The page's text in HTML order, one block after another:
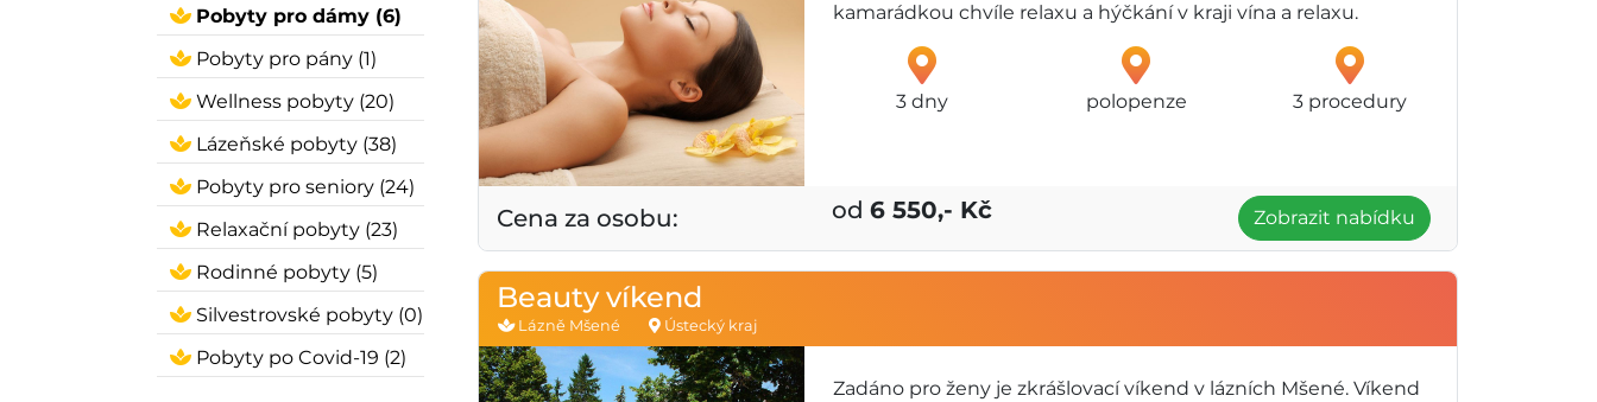
Pobyty pro dámy (6)
Pobyty pro pány (1)
Wellness pobyty (20)
Lázeňské pobyty (38)
Pobyty pro seniory (24)
Relaxační pobyty (23)
Rodinné pobyty (5)
Silvestrovské pobyty (0)
Pobyty po Covid-19 (2)
kamarádkou chvíle relaxu a hýčkání v kraji vína a relaxu.
3 dny polopenze 3 procedury
Cena za osobu: od6 550,- Kč Zobrazit nabídku
Beauty víkend
Lázně Mšené Ústecký kraj
Zadáno pro ženy je zkrášlovací víkend v lázních Mšené. Víkend